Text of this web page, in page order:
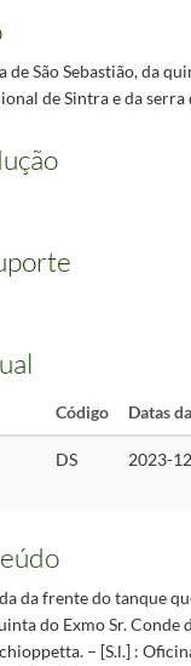
São Sebastião, da
de Sintra e da serra
Código Datas
DS 2023-
da frente do tanque
do Exmo Sr. Conde
– [S.l.] :